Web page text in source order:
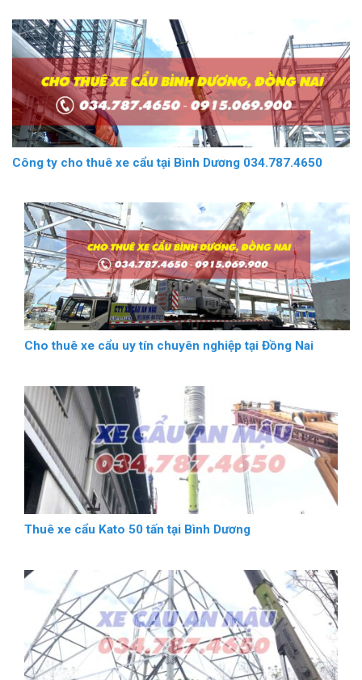
Công ty cho thuê xe cẩu tại Bình Dương 034.787.4650
Cho thuê xe cẩu uy tín chuyên nghiệp tại Đồng Nai
Thuê xe cẩu Kato 50 tấn tại Bình Dương